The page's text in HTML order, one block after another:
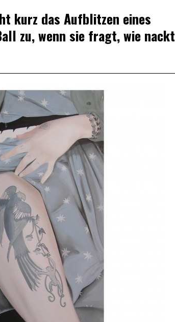
kurz das Aufblitzen eines
zu, wenn sie fragt, wie nackt